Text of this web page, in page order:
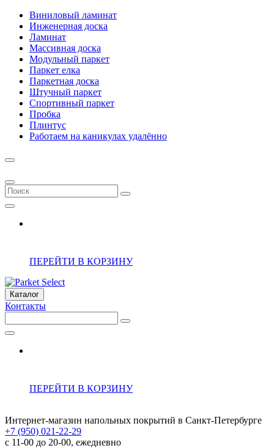
Виниловый ламинат
Инженерная доска
Ламинат
Массивная доска
Модульный паркет
Паркет елка
Паркетная доска
Штучный паркет
Спортивный паркет
Пробка
Плинтус
Работаем на каникулах удалённо
ПЕРЕЙТИ В КОРЗИНУ
Каталог
Контакты
ПЕРЕЙТИ В КОРЗИНУ
Интернет-магазин напольных покрытий в Санкт-Петербурге
+7 (950) 021-22-29
с 11-00 до 20-00, ежедневно